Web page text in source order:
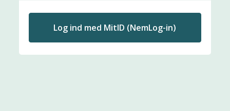
Log ind med MitID (NemLog-in)